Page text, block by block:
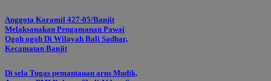
Anggota Koramil 427-05/Banjit
Melaksanakan Pengamanan Pawai
Ogoh ogoh Di Wilayah Bali Sadhar,
Kecamatan Banjit
Di sela Tugas pemantauan arus Mudik,